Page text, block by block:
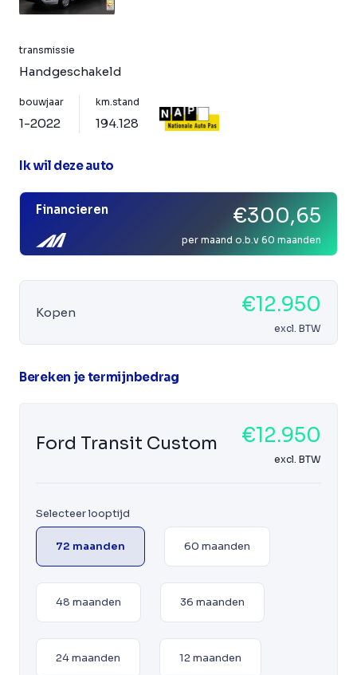
transmissie
Handgeschakeld
bouwjaar
1-2022
km.stand
194.128
Ik wil deze auto
Financieren €300,65
per maand o.b.v 60 maanden
Kopen €12.950
excl. BTW
Bereken je termijnbedrag
Ford Transit Custom €12.950
excl. BTW
Selecteer looptijd
72 maanden 60 maanden
48 maanden 36 maanden
24 maanden 12 maanden